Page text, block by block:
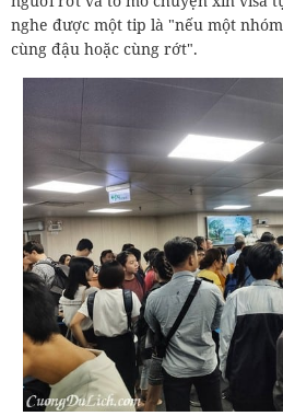
nghe được một tip là "nếu một
cùng đậu hoặc cùng rớt".